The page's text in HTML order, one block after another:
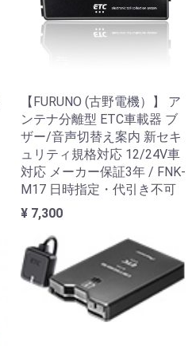
【FURUNO (古野電機）】 ア
ンテナ分離型 ETC車載器 ブ
ザー/音声切替え案内 新セキ
ュリティ規格対応 12/24V車
対応 メーカー保証3年 / FNK-
M17 日時指定・代引き不可
¥ 7,300